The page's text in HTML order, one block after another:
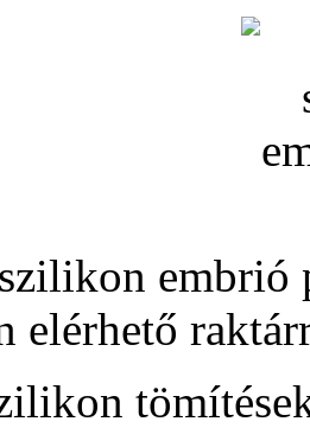
embrió
elérhető